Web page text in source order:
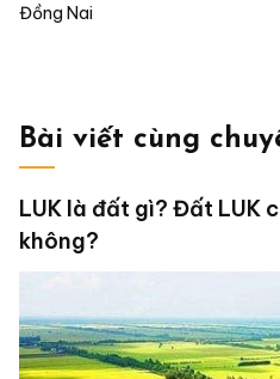
Đồng Nai
Bài viết cùng
LUK là đất gì? Đất LUK
không?